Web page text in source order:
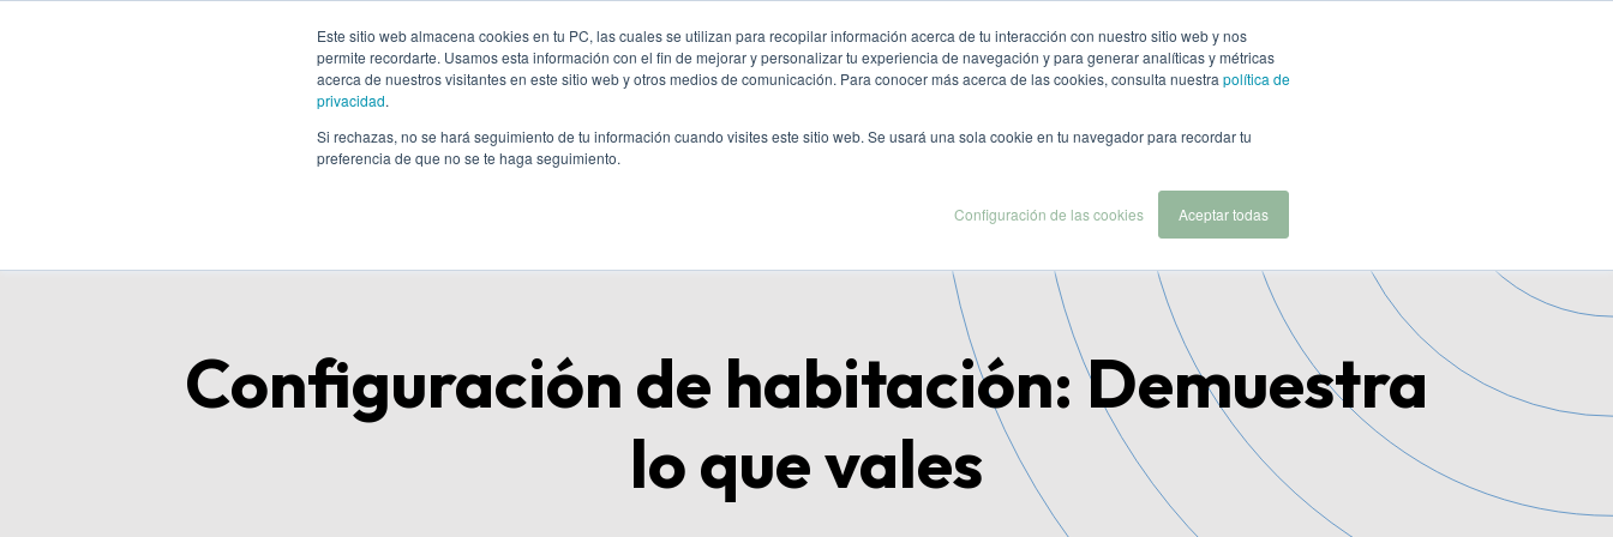
Este sitio web almacena cookies en tu PC, las cuales se utilizan para recopilar información acerca de tu interacción con nuestro sitio web y nos
permite recordarte. Usamos esta información con el fin de mejorar y personalizar tu experiencia de navegación y para generar analíticas y métricas
acerca de nuestros visitantes en este sitio web y otros medios de comunicación. Para conocer más acerca de las cookies, consulta nuestra política de
privacidad.
Si rechazas, no se hará seguimiento de tu información cuando visites este sitio web. Se usará una sola cookie en tu navegador para recordar tu
preferencia de que no se te haga seguimiento.
Configuración de las cookies Aceptar todas
Inicio Soluciones Casos Conocimiento Para quién Nosotros
Configuración de habitación: Demuestra
lo que vales